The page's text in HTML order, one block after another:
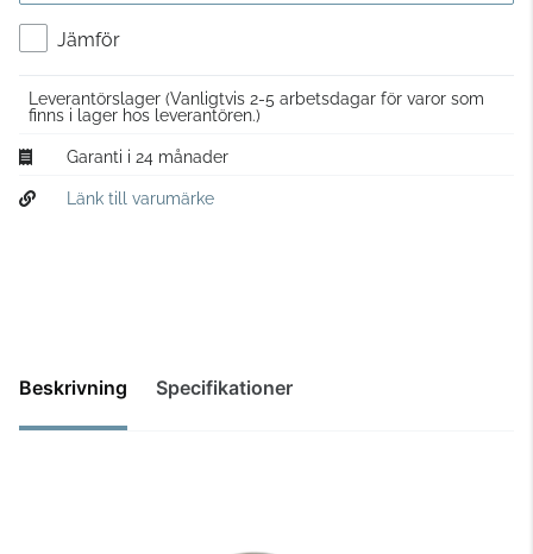
Jämför
Leverantörslager (Vanligtvis 2-5 arbetsdagar för varor som
finns i lager hos leverantören.)
Garanti i 24 månader
Länk till varumärke
Beskrivning Specifikationer